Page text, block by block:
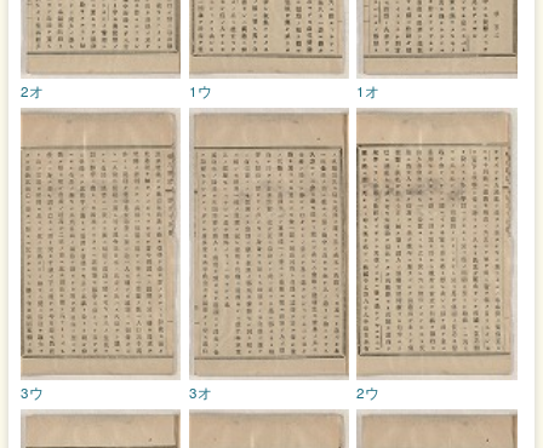
1オ
1ウ
2オ
2ウ
3オ
3ウ